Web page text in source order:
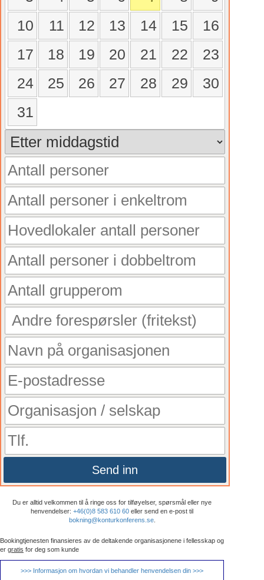
10
11 12 13 14 15
16
17
18 19 20 21 22
23
24
25 26 27 28 29
30
31
Send inn
Du er alltid velkommen til å ringe oss for tilføyelser, spørsmål eller nye
henvendelser: +46(0)8 583 610 60 eller send en e-post til
bokning@konturkonferens.se.
Bookingtjenesten finansieres av de deltakende organisasjonene i fellesskap og
er gratis for deg som kunde
>>> Informasjon om hvordan vi behandler henvendelsen din >>>